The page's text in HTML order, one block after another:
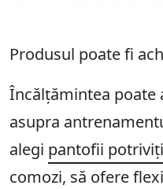
Produsul poate fi
Încălțămintea poate
asupra
alegi pantofii potriviți
comozi, să ofere